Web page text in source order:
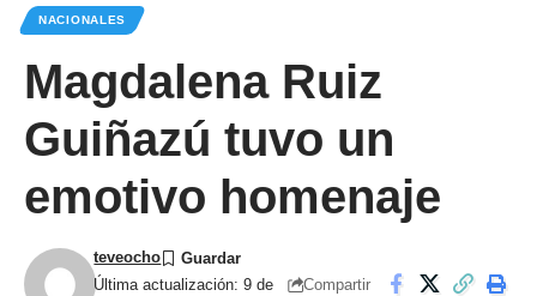
NACIONALES
Magdalena Ruiz
Guiñazú tuvo un
emotivo homenaje
Última actualización: 9 de
teveocho
Compartir